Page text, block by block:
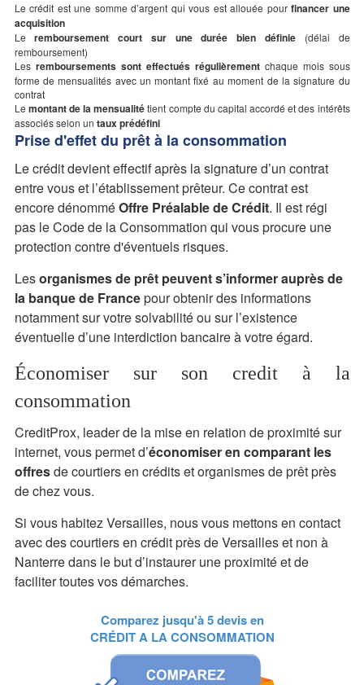
Le crédit est une somme d’argent qui vous est allouée pour financer une
acquisition
Leremboursement court sur une durée bien définie(délai de
remboursement)
Les remboursements sont effectués régulièrementchaque mois sous
forme de mensualités avec un montant fixé au moment de la signature du
contrat
Le montant de la mensualitétient compte du capital accordé et des intérêts
associés selon un taux prédéfini
Prise d'effet du prêt à la consommation
Le crédit devient effectif après la signature d’un contrat
entre vous et l’établissement prêteur. Ce contrat est
encore dénomméOffre Préalable de Crédit. Il est régi
pas le Code de la Consommation qui vous procure une
protection contre d'éventuels risques.
Lesorganismes de prêt peuvent s’informer auprès de
la banque de Francepour obtenir des informations
notamment sur votre solvabilité ou sur l’existence
éventuelle d’une interdiction bancaire à votre égard.
Économiser sur son credit à la
consommation
CreditProx, leader de la mise en relation de proximité sur
internet, vous permet d’économiser en comparant les
offresde courtiers en crédits et organismes de prêt près
de chez vous.
Si vous habitez Versailles, nous vous mettons en contact
avec des courtiers en crédit près de Versailles et non à
Nanterre dans le but d’instaurer une proximité et de
faciliter toutes vos démarches.
Comparez jusqu'à 5 devis en
CRÉDIT A LA CONSOMMATION